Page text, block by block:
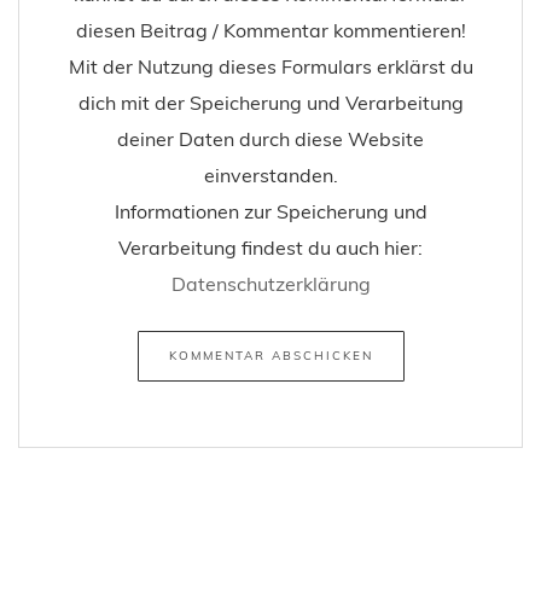
diesen Beitrag / Kommentar kommentieren!
Mit der Nutzung dieses Formulars erklärst du
dich mit der Speicherung und Verarbeitung
deiner Daten durch diese Website
einverstanden.
Informationen zur Speicherung und
Verarbeitung findest du auch hier:
Datenschutzerklärung